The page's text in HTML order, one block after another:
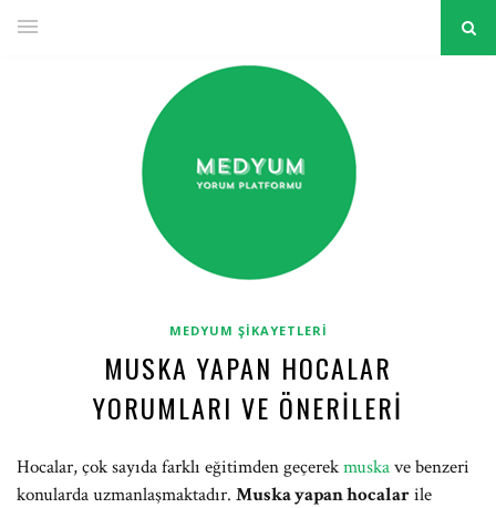
MEDYUM ŞIKAYETLERI
MUSKA YAPAN HOCALAR
YORUMLARI VE ÖNERILERI
Hocalar, çok sayıda farklı eğitimden geçerekmuskave benzeri
konularda uzmanlaşmaktadır. Muska yapan hocalarile